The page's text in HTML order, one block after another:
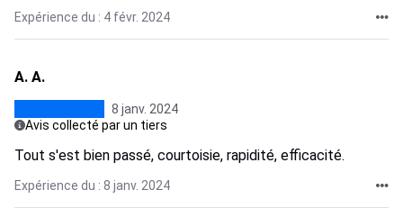
Expérience du : 4 févr. 2024
A. A.
8 janv. 2024
Avis collecté par un tiers
Tout s'est bien passé, courtoisie, rapidité, efficacité.
Expérience du : 8 janv. 2024